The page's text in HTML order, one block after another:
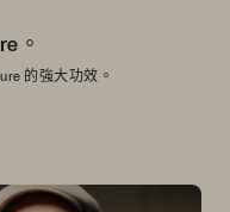
。
的強大功效。